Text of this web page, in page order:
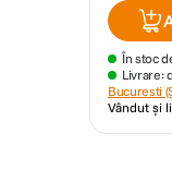
În stoc
Livrare:
Bucuresti
Vândut și